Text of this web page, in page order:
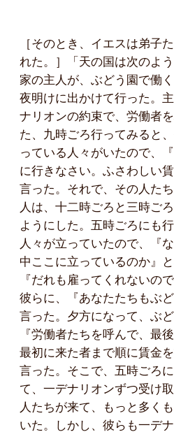
［そのとき、イエスは弟子
れた。］「天の国は次のよ
家の主人が、ぶどう園で働
夜明けに出かけて行った。
ナリオンの約束で、労働者
た、九時ごろ行ってみると
っている人々がいたので、
に行きなさい。ふさわしい
言った。それで、その人た
人は、十二時ごろと三時ご
ようにした。五時ごろにも
人々が立っていたので、『
中ここに立っているのか』
『だれも雇ってくれないの
彼らに、『あなたたちもぶ
言った。夕方になって、ぶ
『労働者たちを呼んで、最
最初に来た者まで順に賃金
言った。そこで、五時ごろ
て、一デナリオンずつ受け
人たちが来て、もっと多く
いた。しかし、彼らも一デ